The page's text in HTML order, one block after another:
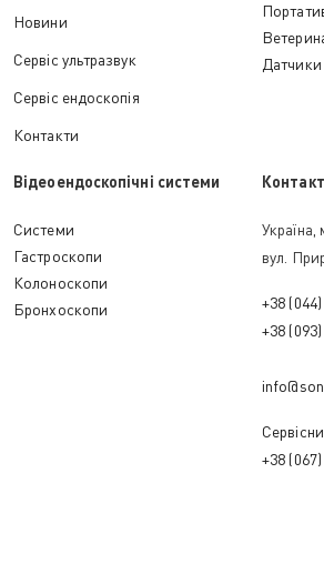
Новини
Сервіс ультразвук
Сервіс ендоскопія
Контакти
Датчики
Відеоендоскопічні системи
Cистеми
Гастроскопи
Колоноскопи
Бронхоскопи
Україна,
вул.
+38
+38
+38